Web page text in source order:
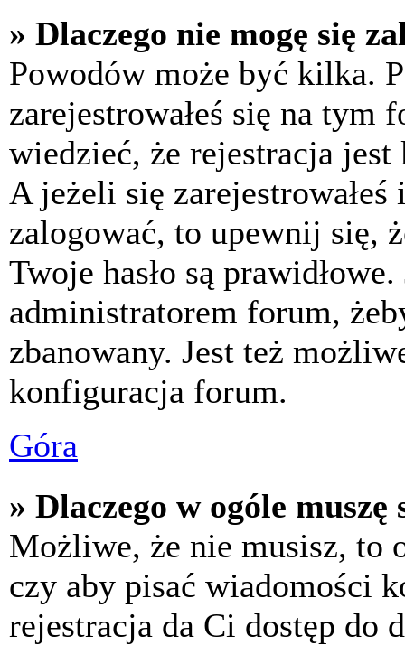
» Dlaczego nie mogę się
Powodów może być kilka.
zarejestrowałeś się na tym
wiedzieć, że rejestracja
A jeżeli się
zalogować, to upewnij się,
Twoje hasło są
administratorem forum,
zbanowany. Jest też
konfiguracja forum.
Góra
» Dlaczego w ogóle
Możliwe, że nie musisz, to
czy aby pisać wiadomości
rejestracja da Ci dostęp do